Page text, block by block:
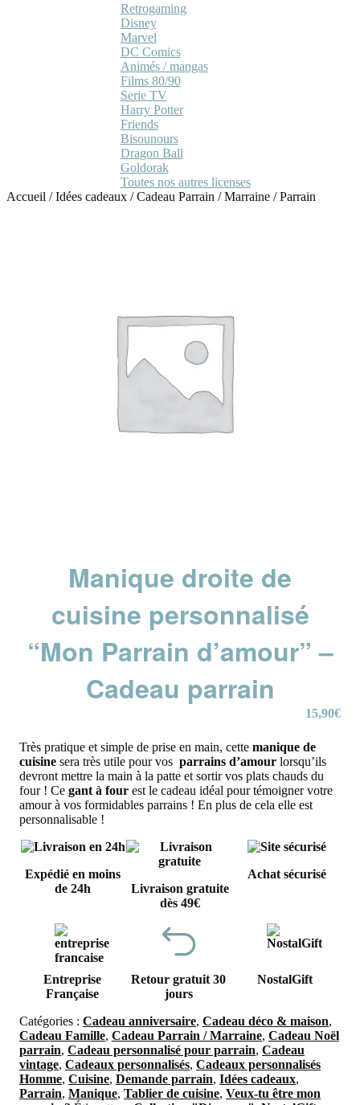
Retrogaming
Disney
Marvel
DC Comics
Animés / mangas
Films 80/90
Serie TV
Harry Potter
Friends
Bisounours
Dragon Ball
Goldorak
Toutes nos autres licenses
Accueil /Idées cadeaux /Cadeau Parrain / Marraine /Parrain
Manique droite de
cuisine personnalisé
“Mon Parrain d’amour” –
Cadeau parrain
15,90€
Très pratique et simple de prise en main, cette manique de
cuisine sera très utile pour vos parrains d’amour lorsqu’ils
devront mettre la main à la patte et sortir vos plats chauds du
four ! Ce gant à four est le cadeau idéal pour témoigner votre
amour à vos formidables parrains ! En plus de cela elle est
personnalisable !
Expédié en moins
de 24h
Livraison gratuite
dès 49€
Achat sécurisé
Entreprise
Française
Retour gratuit 30
jours
NostalGift
Catégories : Cadeau anniversaire, Cadeau déco & maison,
Cadeau Famille, Cadeau Parrain / Marraine, Cadeau Noël
parrain, Cadeau personnalisé pour parrain, Cadeau
vintage, Cadeaux personnalisés, Cadeaux personnalisés
Homme, Cuisine, Demande parrain, Idées cadeaux,
Parrain, Manique, Tablier de cuisine, Veux-tu être mon